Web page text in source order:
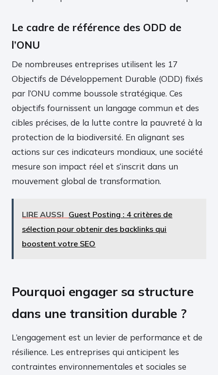
Le cadre de référence des ODD de
l’ONU
De nombreuses entreprises utilisent les 17
Objectifs de Développement Durable (ODD) fixés
par l’ONU comme boussole stratégique. Ces
objectifs fournissent un langage commun et des
cibles précises, de la lutte contre la pauvreté à la
protection de la biodiversité. En alignant ses
actions sur ces indicateurs mondiaux, une société
mesure son impact réel et s’inscrit dans un
mouvement global de transformation.
LIRE AUSSI Guest Posting : 4 critères de
sélection pour obtenir des backlinks qui
boostent votre SEO
Pourquoi engager sa structure
dans une transition durable ?
L’engagement est un levier de performance et de
résilience. Les entreprises qui anticipent les
contraintes environnementales et sociales se